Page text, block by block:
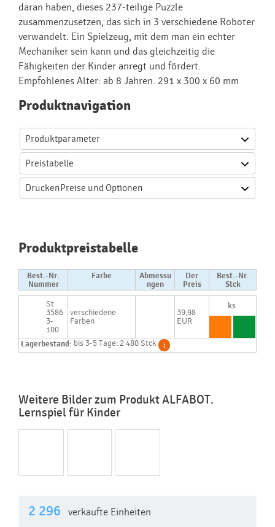
daran haben, dieses 237-teilige Puzzle
zusammenzusetzen, das sich in 3 verschiedene Roboter
verwandelt. Ein Spielzeug, mit dem man ein echter
Mechaniker sein kann und das gleichzeitig die
Fähigkeiten der Kinder anregt und fördert.
Empfohlenes Alter: ab 8 Jahren. 291 x 300 x 60 mm
Produktnavigation
Produktparameter
Preistabelle
DruckenPreise und Optionen
Produktpreistabelle
Best.-Nr.
Nummer
Farbe
Abmessu
ngen
Der
Preis
Best.-Nr.
Stck
St
3586
3-
100
verschiedene
Farben
39,98
EUR
Lagerbestand: bis 3-5 Tage: 2 480 Stck
Weitere Bilder zum Produkt ALFABOT.
Lernspiel für Kinder
2 296 verkaufte Einheiten